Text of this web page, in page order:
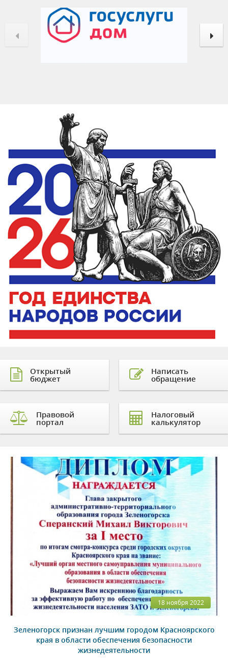
Открытый
бюджет
Правовой
портал
Написать
обращение
Налоговый
калькулятор
18 ноября 2022
Зеленогорск признан лучшим городом Красноярского
края в области обеспечения безопасности
жизнедеятельности